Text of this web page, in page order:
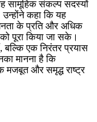
सामूहिक संकल्प सदस्यों
उन्होंने कहा कि यह
के प्रति और अधिक
पूरा किया जा सके।
बल्कि एक निरंतर प्रयास
मानना है कि
और समृद्ध राष्ट्र